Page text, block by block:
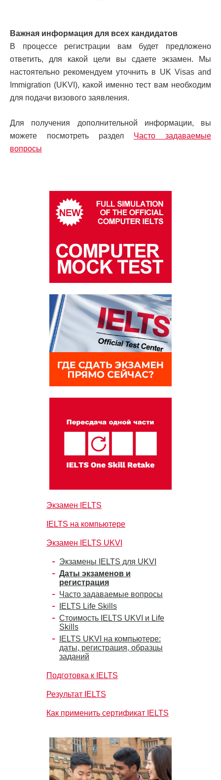
Важная информация для всех кандидатов
В процессе регистрации вам будет предложено
ответить, для какой цели вы сдаете экзамен. Мы
настоятельно рекомендуем уточнить в UK Visas and
Immigration (UKVI), какой именно тест вам необходим
для подачи визового заявления.
Для получения дополнительной информации, вы
можете посмотреть раздел Часто задаваемые
вопросы
Экзамен IELTS
IELTS на компьютере
Экзамен IELTS UKVI
Экзамены IELTS для UKVI
Даты экзаменов и
регистрация
Часто задаваемые вопросы
IELTS Life Skills
Стоимость IELTS UKVI и Life
Skills
IELTS UKVI на компьютере:
даты, регистрация, образцы
заданий
Подготовка к IELTS
Результат IELTS
Как применить сертификат IELTS